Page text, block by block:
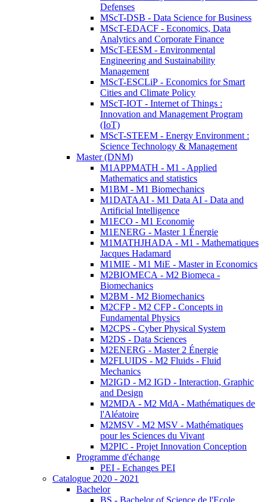
Defenses
MScT-DSB - Data Science for Business
MScT-EDACF - Economics, Data
Analytics and Corporate Finance
MScT-EESM - Environmental
Engineering and Sustainability
Management
MScT-ESCLiP - Economics for Smart
Cities and Climate Policy
MScT-IOT - Internet of Things :
Innovation and Management Program
(IoT)
MScT-STEEM - Energy Environment :
Science Technology & Management
Master (DNM)
M1APPMATH - M1 - Applied
Mathematics and statistics
M1BM - M1 Biomechanics
M1DATAAI - M1 Data AI - Data and
Artificial Intelligence
M1ECO - M1 Economie
M1ENERG - Master 1 Énergie
M1MATHJHADA - M1 - Mathematiques
Jacques Hadamard
M1MIE - M1 MiE - Master in Economics
M2BIOMECA - M2 Biomeca -
Biomechanics
M2BM - M2 Biomechanics
M2CFP - M2 CFP - Concepts in
Fundamental Physics
M2CPS - Cyber Physical System
M2DS - Data Sciences
M2ENERG - Master 2 Énergie
M2FLUIDS - M2 Fluids - Fluid
Mechanics
M2IGD - M2 IGD - Interaction, Graphic
and Design
M2MDA - M2 MdA - Mathématiques de
l'Aléatoire
M2MSV - M2 MSV - Mathématiques
pour les Sciences du Vivant
M2PIC - Projet Innovation Conception
Programme d'échange
PEI - Echanges PEI
Catalogue 2020 - 2021
Bachelor
BS - Bachelor of Science de l'Ecole